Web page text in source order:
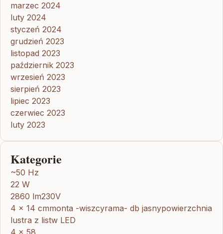
marzec 2024
luty 2024
styczeń 2024
grudzień 2023
listopad 2023
październik 2023
wrzesień 2023
sierpień 2023
lipiec 2023
czerwiec 2023
luty 2023
Kategorie
~50 Hz
22 W
2860 lm230V
4 x 14 cmmonta -wiszcyrama- db jasnypowierzchnia
lustra z listw LED
4 x 58